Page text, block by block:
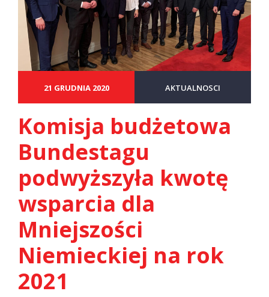
21 GRUDNIA 2020 AKTUALNOSCI
Komisja budżetowa
Bundestagu
podwyższyła kwotę
wsparcia dla
Mniejszości
Niemieckiej na rok
2021